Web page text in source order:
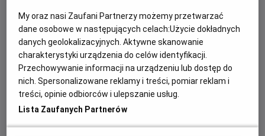
Wielka wyprzedaż filmowych gadżetów w
kinach Helios!
W kinach Helios trwa wyprzedaż merchu kinowego, a
My oraz nasi Zaufani Partnerzy możemy przetwarzać
dane osobowe w następujących celach:Użycie dokładnych
danych geolokalizacyjnych. Aktywne skanowanie
charakterystyki urządzenia do celów identyfikacji.
Przechowywanie informacji na urządzeniu lub dostęp do
nich. Spersonalizowane reklamy i treści, pomiar reklam i
treści, opinie odbiorców i ulepszanie usług.
Lista Zaufanych Partnerów